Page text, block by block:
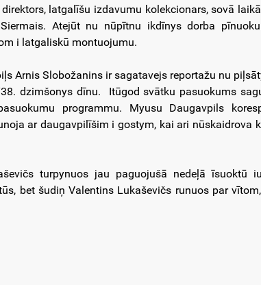
latgalīšu izdavumu kolekcionars, sovā
Atejūt nu nūpītnu ikdīnys dorba
i latgaliskū montuojumu.
Arnis Slobožanins ir sagatavejs reportažu nu
dzimšonys dīnu. Itūgod svātku pasuokums
programmu. Myusu Daugavpils
ar daugavpilīšim i gostym, kai ari nūskaidrova
turpynuos jau paguojušā nedeļā īsuoktū
bet šudiņ Valentins Lukaševičs runuos par